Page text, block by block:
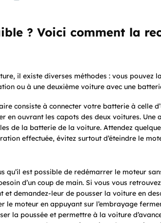
? Voici comment la
il existe diverses méthodes : vous pouvez
ou à une deuxième voiture avec une
consiste à connecter votre batterie à celle
en ouvrant les capots des deux voitures. Une
de la batterie de la voiture. Attendez
effectuée, évitez surtout d’éteindre le
qu’il est possible de redémarrer le moteur
d’un coup de main. Si vous vous
et demandez-leur de pousser la voiture en
le moteur en appuyant sur l’embrayage
la poussée et permettre à la voiture